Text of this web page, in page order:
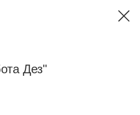
Дез"